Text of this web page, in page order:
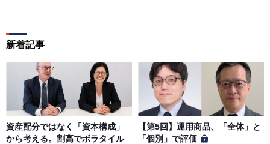
新着記事
資産配分ではなく「資本構成」
から考える。割高でボラタイル
【第5回】運用商品、「全体」と
「個別」で評価